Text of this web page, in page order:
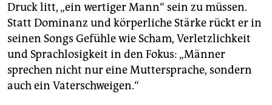
Druck litt, „ein wertiger Mann“ sein zu müssen.
Statt Dominanz und körperliche Stärke rückt er in
seinen Songs Gefühle wie Scham, Verletzlichkeit
und Sprachlosigkeit in den Fokus: „Männer
sprechen nicht nur eine Muttersprache, sondern
auch ein Vaterschweigen.“